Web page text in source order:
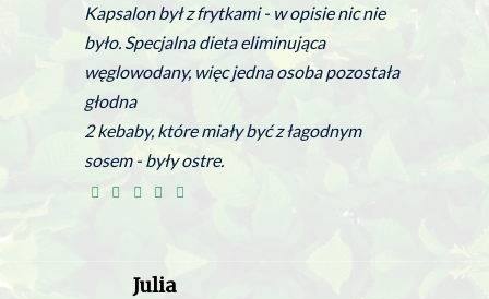
Kapsalon był z frytkami - w opisie nic nie
było. Specjalna dieta eliminująca
węglowodany, więc jedna osoba pozostała
głodna
2 kebaby, które miały być z łagodnym
sosem - były ostre.
Julia